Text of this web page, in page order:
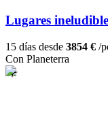
Lugares
15 días desde 3854 € /
Con Planeterra